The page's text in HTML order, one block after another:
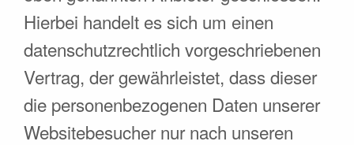
Hierbei handelt es sich um einen
datenschutzrechtlich vorgeschriebenen
Vertrag, der gewährleistet, dass dieser
die personenbezogenen Daten unserer
Websitebesucher nur nach unseren